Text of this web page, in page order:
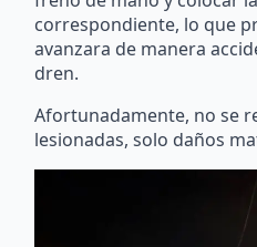
correspondiente, lo que
avanzara de manera
dren.
Afortunadamente, no se
lesionadas, solo daños